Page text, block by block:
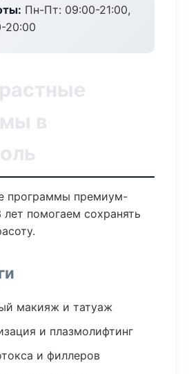
Пн-Пт: 09:00-21:00,
20:00
в
программы премиум-
лет помогаем сохранять
макияж и татуаж
и плазмолифтинг
и филлеров